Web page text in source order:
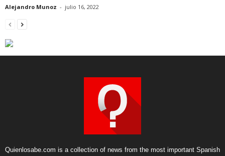
Alejandro Munoz - julio 16, 2022
Quienlosabe.com is a collection of news from the most important Spanish